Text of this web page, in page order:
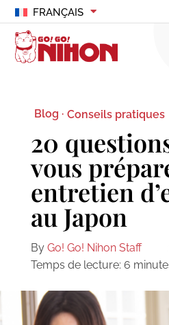
FRANÇAIS
Blog · Conseils pratiques
20
vous
entretien
au Japon
By Go! Go! Nihon Staff
Temps de lecture: 6